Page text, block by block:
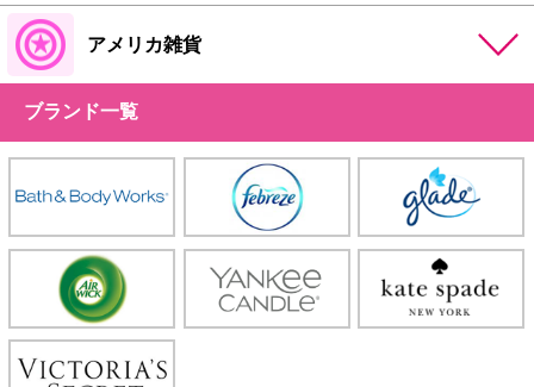
アメリカ雑貨
ブランド一覧